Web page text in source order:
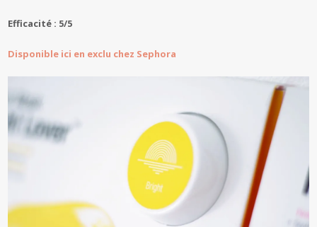
Efficacité : 5/5
Disponible ici en exclu chez Sephora